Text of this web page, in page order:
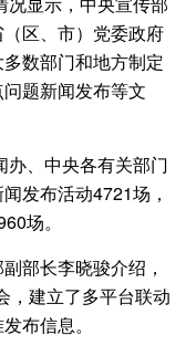
（区、市）党委政府
数部门和地方制定
题新闻发布等文
、中央各有关部门
发布活动4721场，
场。
部长李晓骏介绍，
，建立了多平台联动
布信息。